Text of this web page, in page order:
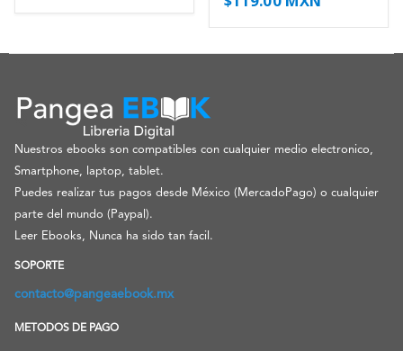
Nuestros ebooks son compatibles con cualquier medio electronico,
Smartphone, laptop, tablet.
Puedes realizar tus pagos desde México (MercadoPago) o cualquier
parte del mundo (Paypal).
Leer Ebooks, Nunca ha sido tan facil.
SOPORTE
contacto@pangeaebook.mx
METODOS DE PAGO